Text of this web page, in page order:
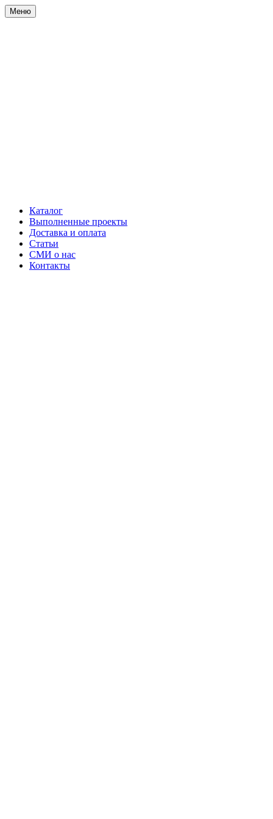
Меню
Каталог
Выполненные проекты
Доставка и оплата
Статьи
СМИ о нас
Контакты